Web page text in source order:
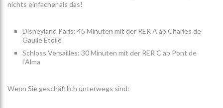
nichts einfacher als das!
Disneyland Paris: 45 Minuten mit der RER A ab Charles de
Gaulle Etoile
Schloss Versailles: 30 Minuten mit der RER C ab Pont de
l‘Alma
Wenn Sie geschäftlich unterwegs sind: